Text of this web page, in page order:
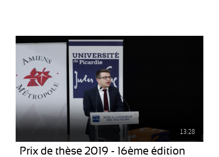
13:28
Prix de thèse 2019 - 16ème édition